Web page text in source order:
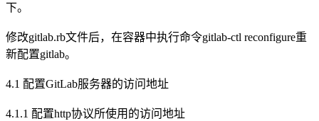
下。
修改gitlab.rb文件后，在容器中执行命令gitlab-ctl reconfigure重
新配置gitlab。
4.1 配置GitLab服务器的访问地址
4.1.1 配置http协议所使用的访问地址